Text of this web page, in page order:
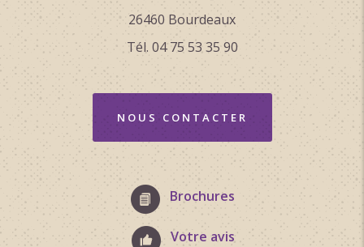
26460 Bourdeaux
Tél. 04 75 53 35 90
NOUS CONTACTER
Brochures
Votre avis